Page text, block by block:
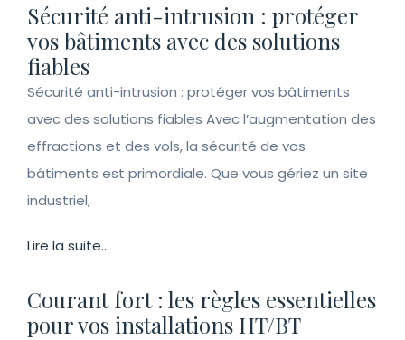
Sécurité anti-intrusion : protéger
vos bâtiments avec des solutions
fiables
Sécurité anti-intrusion : protéger vos bâtiments
avec des solutions fiables Avec l’augmentation des
effractions et des vols, la sécurité de vos
bâtiments est primordiale. Que vous gériez un site
industriel,
Lire la suite...
Courant fort : les règles essentielles
pour vos installations HT/BT